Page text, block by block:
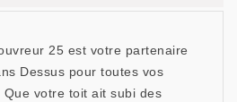
25 est votre partenaire
Dessus pour toutes vos
votre toit ait subi des